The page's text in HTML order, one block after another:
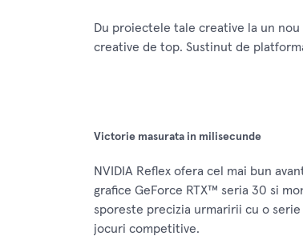
Du proiectele tale creative la un
creative de top. Sustinut de
Victorie masurata in milisecunde
NVIDIA Reflex ofera cel mai bun
grafice GeForce RTX™ seria 30 si
sporeste precizia urmaririi cu o
jocuri competitive.